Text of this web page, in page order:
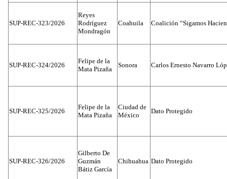
SUP-REC-323/2026
Reyes
Rodríguez
Mondragón
Coahuila Coalición “Sigamos
SUP-REC-324/2026
Felipe de la
Mata Pizaña
Sonora Carlos Ernesto Navarro
SUP-REC-325/2026
Felipe de la
Mata Pizaña
Ciudad de
México
Dato Protegido
SUP-REC-326/2026
Gilberto De
Guzmán
Bátiz García
Chihuahua Dato Protegido